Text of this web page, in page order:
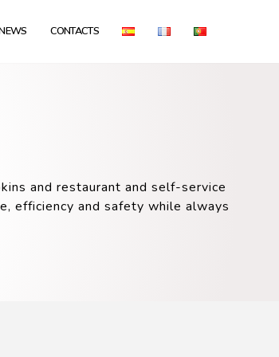
CONTACTS
and restaurant and self-service
efficiency and safety while always